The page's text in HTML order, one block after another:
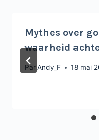
Mythes over
waarheid
ParAndy_F 18 mai